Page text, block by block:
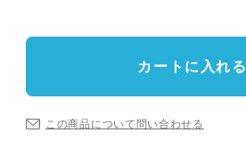
カートに入れる
この商品について問い合わせる